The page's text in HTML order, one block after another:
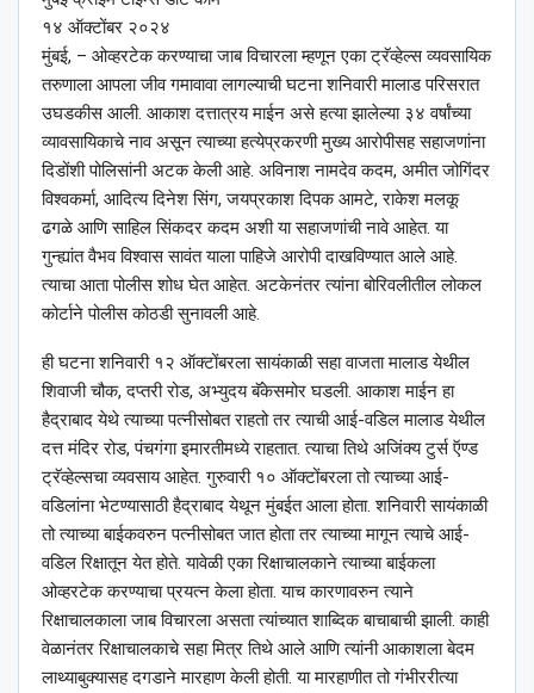
१४ ऑक्टोंबर २०२४
मुंबई, – ओव्हरटेक करण्याचा जाब विचारला म्हणून एका ट्रॅव्हेल्स व्यवसायिक
तरुणाला आपला जीव गमावावा लागल्याची घटना शनिवारी मालाड परिसरात
उघडकीस आली. आकाश दत्तात्रय माईन असे हत्या झालेल्या ३४ वर्षांच्या
व्यावसायिकाचे नाव असून त्याच्या हत्येप्रकरणी मुख्य आरोपीसह सहाजणांना
दिडोंशी पोलिसांनी अटक केली आहे. अविनाश नामदेव कदम, अमीत जोगिंदर
विश्‍वकर्मा, आदित्य दिनेश सिंग, जयप्रकाश दिपक आमटे, राकेश मलकू
ढगळे आणि साहिल सिंकदर कदम अशी या सहाजणांची नावे आहेत. या
गुन्ह्यांत वैभव विश्‍वास सावंत याला पाहिजे आरोपी दाखविण्यात आले आहे.
त्याचा आता पोलीस शोध घेत आहेत. अटकेनंतर त्यांना बोरिवलीतील लोकल
कोर्टाने पोलीस कोठडी सुनावली आहे.
ही घटना शनिवारी १२ ऑक्टोंबरला सायंकाळी सहा वाजता मालाड येथील
शिवाजी चौक, दप्तरी रोड, अभ्युदय बॅकेसमोर घडली. आकाश माईन हा
हैद्राबाद येथे त्याच्या पत्नीसोबत राहतो तर त्याची आई-वडिल मालाड येथील
दत्त मंदिर रोड, पंचगंगा इमारतीमध्ये राहतात. त्याचा तिथे अजिंक्य टुर्स ऍण्ड
ट्रॅव्हेल्सचा व्यवसाय आहेत. गुरुवारी १० ऑक्टोंबरला तो त्याच्या आई-
वडिलांना भेटण्यासाठी हैद्राबाद येथून मुंबईत आला होता. शनिवारी सायंकाळी
तो त्याच्या बाईकवरुन पत्नीसोबत जात होता तर त्याच्या मागून त्याचे आई-
वडिल रिक्षातून येत होते. यावेळी एका रिक्षाचालकाने त्याच्या बाईकला
ओव्हरटेक करण्याचा प्रयत्न केला होता. याच कारणावरुन त्याने
रिक्षाचालकाला जाब विचारला असता त्यांच्यात शाब्दिक बाचाबाची झाली. काही
वेळानंतर रिक्षाचालकाचे सहा मित्र तिथे आले आणि त्यांनी आकाशला बेदम
लाथ्याबुक्यासह दगडाने मारहाण केली होती. या मारहाणीत तो गंभीररीत्या